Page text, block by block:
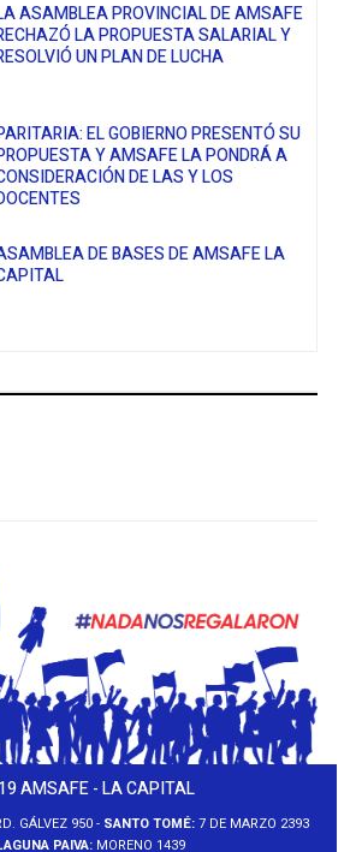
ASAMBLEA PROVINCIAL DE AMSAFE
LA PROPUESTA SALARIAL Y
UN PLAN DE LUCHA
EL GOBIERNO PRESENTÓ SU
Y AMSAFE LA PONDRÁ A
DE LAS Y LOS
DE BASES DE AMSAFE LA
AMSAFE - LA CAPITAL
GÁLVEZ 950 - SANTO TOMÉ:7 DE MARZO 2393
PAIVA: MORENO 1439